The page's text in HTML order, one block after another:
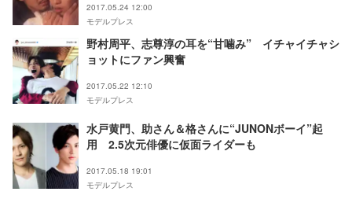
2017.05.24 12:00
モデルプレス
野村周平、志尊淳の耳を“甘噛み” イチャイチャシ
ョットにファン興奮
2017.05.22 12:10
モデルプレス
水戸黄門、助さん＆格さんに“JUNONボーイ”起
用 2.5次元俳優に仮面ライダーも
2017.05.18 19:01
モデルプレス